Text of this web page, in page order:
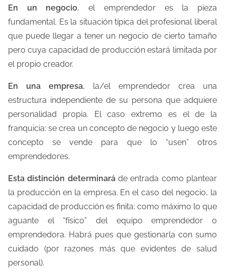
En un negocio, el emprendedor es la pieza
fundamental. Es la situación típica del profesional liberal
que puede llegar a tener un negocio de cierto tamaño
pero cuya capacidad de producción estará limitada por
el propio creador.
En una empresa, la/el emprendedor crea una
estructura independiente de su persona que adquiere
personalidad propia. El caso extremo es el de la
franquicia: se crea un concepto de negocio y luego este
concepto se vende para que lo “usen” otros
emprendedores.
Esta distinción determinaráde entrada como plantear
la producción en la empresa. En el caso del negocio, la
capacidad de producción es finita: como máximo lo que
aguante el “físico” del equipo emprendedor o
emprendedora. Habrá pues que gestionarla con sumo
cuidado (por razones más que evidentes de salud
personal).